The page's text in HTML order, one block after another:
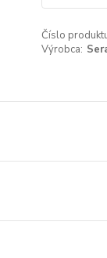
Číslo
Výrobca: